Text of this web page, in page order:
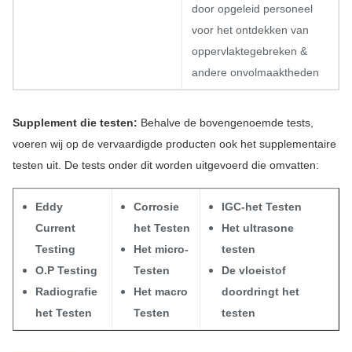
door opgeleid personeel
voor het ontdekken van
oppervlaktegebreken &
andere onvolmaaktheden
Supplement die testen: Behalve de bovengenoemde tests,
voeren wij op de vervaardigde producten ook het supplementaire
testen uit. De tests onder dit worden uitgevoerd die omvatten:
Eddy
Current
Testing
O.P Testing
Radiografie
het Testen
Corrosie
het Testen
Het micro-
Testen
Het macro
Testen
IGC-het Testen
Het ultrasone
testen
De vloeistof
doordringt het
testen